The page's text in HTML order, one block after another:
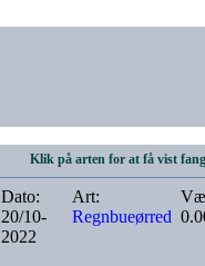
Klik på arten for at få vist
Dato: Art:
20/10-
2022
Regnbueørred